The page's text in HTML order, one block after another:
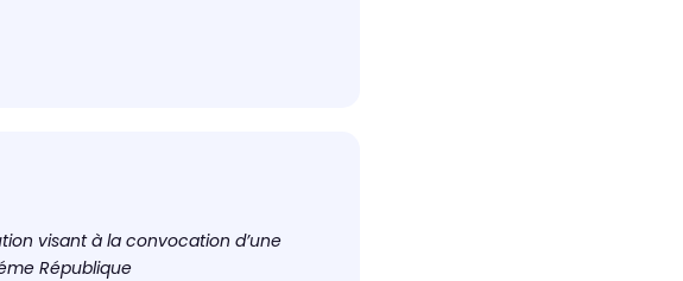
visant à la convocation d’une
République